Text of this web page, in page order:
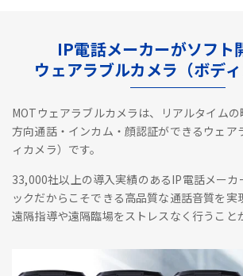
IP電話メーカーがソフト
ウェアラブルカメラ（ボディ
MOTウェアラブルカメラは、リアルタイム
方向通話・インカム・顔認証ができるウェア
ィカメラ）です。
33,000社以上の導入実績のあるIP電話メーカ
ックだからこそできる高品質な通話音質を実
遠隔指導や遠隔臨場をストレスなく行うこと